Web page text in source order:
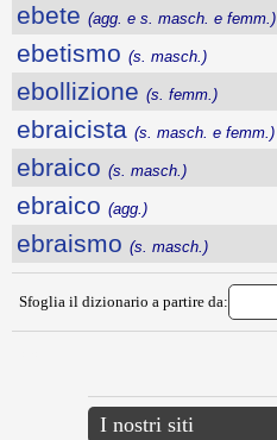
ebete (agg. e s. masch. e femm.)
ebetismo (s. masch.)
ebollizione (s. femm.)
ebraicista (s. masch. e femm.)
ebraico (s. masch.)
ebraico (agg.)
ebraismo (s. masch.)
Sfoglia il dizionario a partire da:
I nostri siti